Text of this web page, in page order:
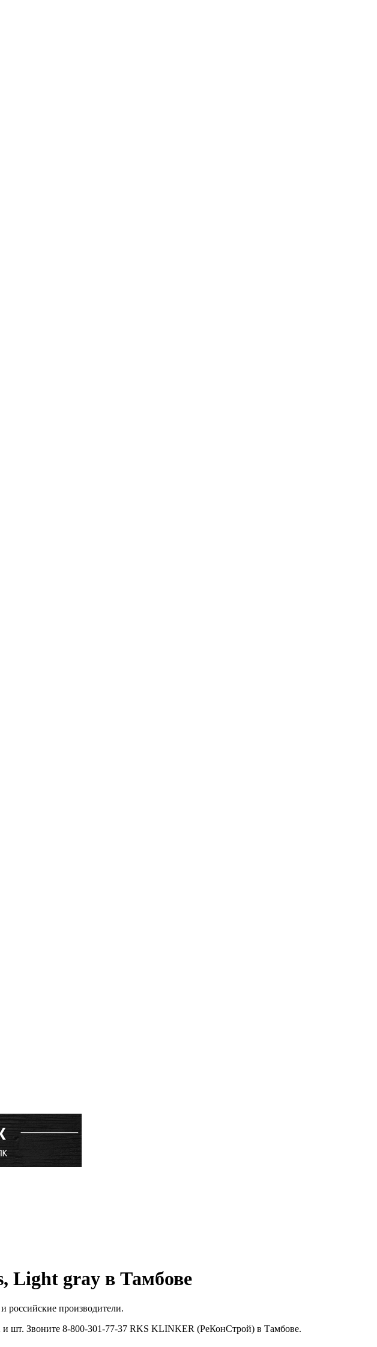
Light gray в Тамбове
российские производители.
шт. Звоните 8-800-301-77-37 RKS KLINKER (РеКонСтрой) в Тамбове.